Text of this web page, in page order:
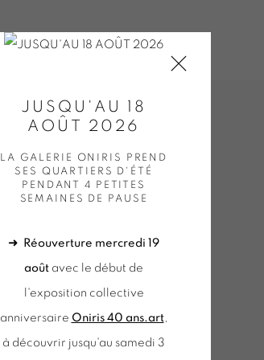
JUSQU'AU 18
AOÛT 2026
LA GALERIE ONIRIS PREND
SES QUARTIERS D'ÉTÉ
PENDANT 4 PETITES
SEMAINES DE PAUSE
➜ Réouverture mercredi 19
août avec le début de
l'exposition collective
anniversaire Oniris 40 ans.art,
à découvrir jusqu'au samedi 3